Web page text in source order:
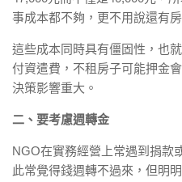
事成本都不夠，更不用說還有
這些成本同時具有僵固性，也
付資遣費，不租房子可能押金
決策影響重大。
二、要考慮週轉金
NGO在實務經營上常遇到捐款
此常覺得錢週轉不過來，但明